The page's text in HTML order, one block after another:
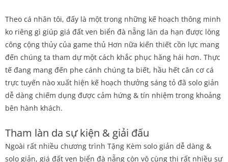
Theo cá nhân tôi, đấy là một trong những kế hoạch thông minh
ko riêng gì giúp giá đất ven biển đà nẵng làn da hạn được lòng
công cộng thủy của game thủ Hơn nữa kiến thiết cồn lực mang
đến chúng ta tham dự một cách khắc phục hăng hái hơn. Thực
tế đang mang đến phe cánh chúng ta biết, hầu hết căn cơ cá
trực tuyến nào xuất hiện kế hoạch thưởng sáng tỏ đã solo giản
dễ dàng chiếm dụng được cảm hứng & tín nhiệm trong khoảng
bên hành khách.
Tham làn da sự kiện & giải đấu
Ngoài rất nhiều chương trình Tặng Kèm solo giản dễ dàng &
solo giản, giá đất ven biển đà nẵng còn vô cùng thị rất nhiều sự